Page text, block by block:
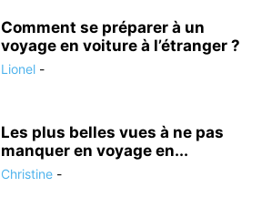
Comment se préparer à un
voyage en voiture à l’étranger ?
Lionel -
Les plus belles vues à ne pas
manquer en voyage en...
Christine -